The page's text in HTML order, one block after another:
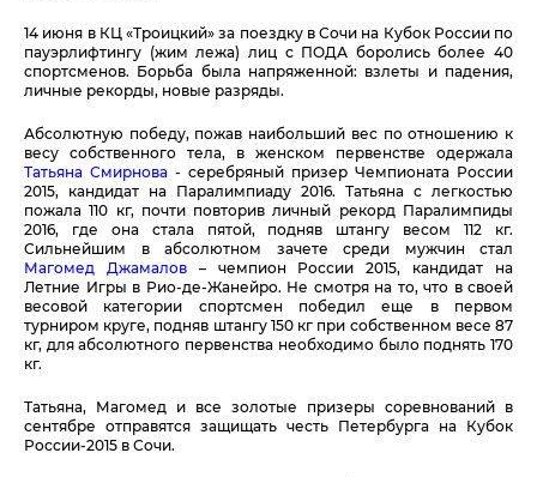
14 июня в КЦ «Троицкий» за поездку в Сочи на Кубок России по
пауэрлифтингу (жим лежа) лиц с ПОДА боролись более 40
спортсменов. Борьба была напряженной: взлеты и падения,
личные рекорды, новые разряды.
Абсолютную победу, пожав наибольший вес по отношению к
весу собственного тела, в женском первенстве одержала
Татьяна Смирнова - серебряный призер Чемпионата России
2015, кандидат на Паралимпиаду 2016. Татьяна с легкостью
пожала 110 кг, почти повторив личный рекорд Паралимпиды
2016, где она стала пятой, подняв штангу весом 112 кг.
Сильнейшим в абсолютном зачете среди мужчин стал
Магомед Джамалов– чемпион России 2015, кандидат на
Летние Игры в Рио-де-Жанейро. Не смотря на то, что в своей
весовой категории спортсмен победил еще в первом
турниром круге, подняв штангу 150 кг при собственном весе 87
кг, для абсолютного первенства необходимо было поднять 170
кг.
Татьяна, Магомед и все золотые призеры соревнований в
сентябре отправятся защищать честь Петербурга на Кубок
России-2015 в Сочи.